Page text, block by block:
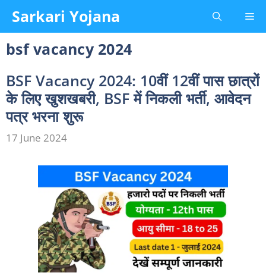
content
Sarkari Yojana
bsf vacancy 2024
BSF Vacancy 2024: 10वीं 12वीं पास छात्रों
के लिए खुशखबरी, BSF में निकली भर्ती, आवेदन
पत्र भरना शुरू
17 June 2024